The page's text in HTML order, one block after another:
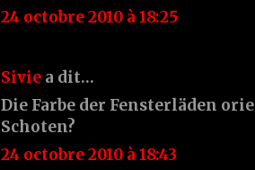
24 octobre 2010 à 18:25
Sivie a dit…
Die Farbe der Fensterläden
Schoten?
24 octobre 2010 à 18:43